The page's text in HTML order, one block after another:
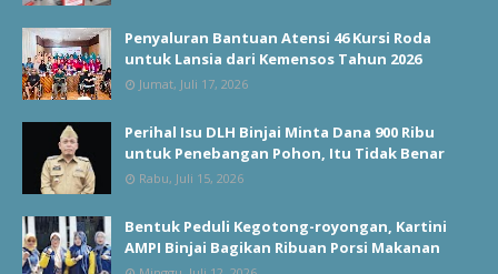
Penyaluran Bantuan Atensi 46 Kursi Roda
untuk Lansia dari Kemensos Tahun 2026
Jumat, Juli 17, 2026
Perihal Isu DLH Binjai Minta Dana 900 Ribu
untuk Penebangan Pohon, Itu Tidak Benar
Rabu, Juli 15, 2026
Bentuk Peduli Kegotong-royongan, Kartini
AMPI Binjai Bagikan Ribuan Porsi Makanan